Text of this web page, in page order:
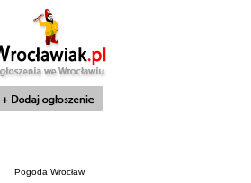
Pogoda Wrocław